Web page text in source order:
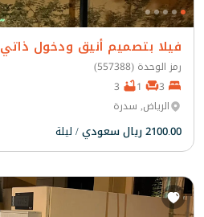
فيلا بتصميم أنيق ودخول ذاتي
رمز الوحدة (557388)
الرياض, سدرة
2100.00 ريال سعودي / ليلة